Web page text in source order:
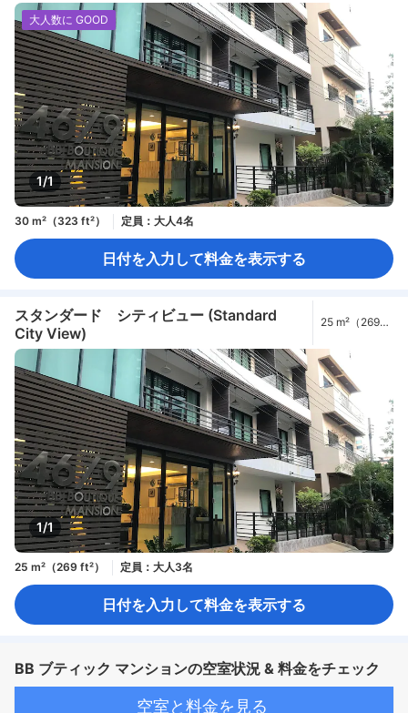
1/1
大人数に GOOD
30 m²（323 ft²） 定員：大人4名
日付を入力して料金を表示する
スタンダード シティビュー (Standard
City View)
25 m²（269
1/1
25 m²（269 ft²） 定員：大人3名
日付を入力して料金を表示する
BB ブティック マンションの空室状況 & 料金をチェック
空室と料金を見る